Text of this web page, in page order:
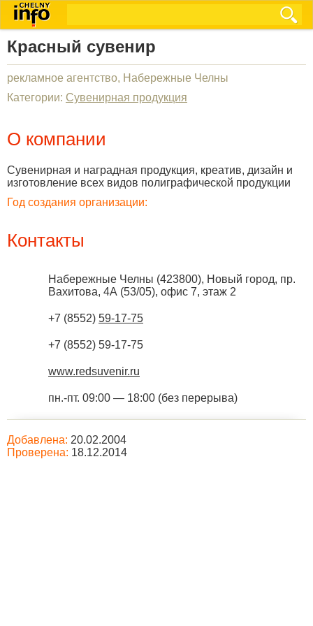
Красный сувенир
рекламное агентство, Набережные Челны
Категории: Сувенирная продукция
О компании
Сувенирная и наградная продукция, креатив, дизайн и
изготовление всех видов полиграфической продукции
Год создания организации:
Контакты
Набережные Челны (423800), Новый город, пр.
Вахитова, 4А (53/05), офис 7, этаж 2
+7 (8552) 59-17-75
+7 (8552) 59-17-75
www.redsuvenir.ru
пн.-пт. 09:00 — 18:00 (без перерыва)
Добавлена: 20.02.2004
Проверена: 18.12.2014